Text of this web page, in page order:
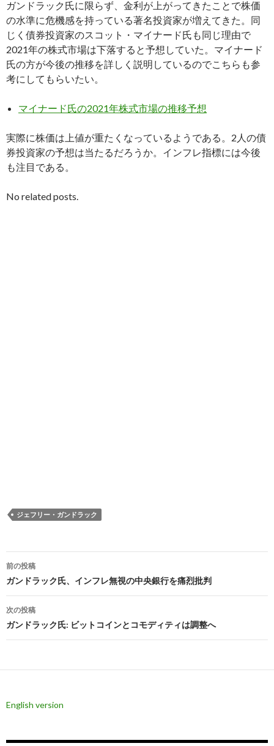
ガンドラック氏に限らず、金利が上がってきたことで株価
の水準に危機感を持っている著名投資家が増えてきた。同
じく債券投資家のスコット・マイナード氏も同じ理由で
2021年の株式市場は下落すると予想していた。マイナード
氏の方が今後の推移を詳しく説明しているのでこちらも参
考にしてもらいたい。
マイナード氏の2021年株式市場の推移予想
実際に株価は上値が重たくなっているようである。2人の債
券投資家の予想は当たるだろうか。インフレ指標には今後
も注目である。
No related posts.
ジェフリー・ガンドラック
投
稿
ナ
ビ
ゲ
ー
ョ
前の投稿
ガンドラック氏、インフレ無視の中央銀行を痛烈批判
次の投稿
ガンドラック氏: ビットコインとコモディティは調整へ
English version